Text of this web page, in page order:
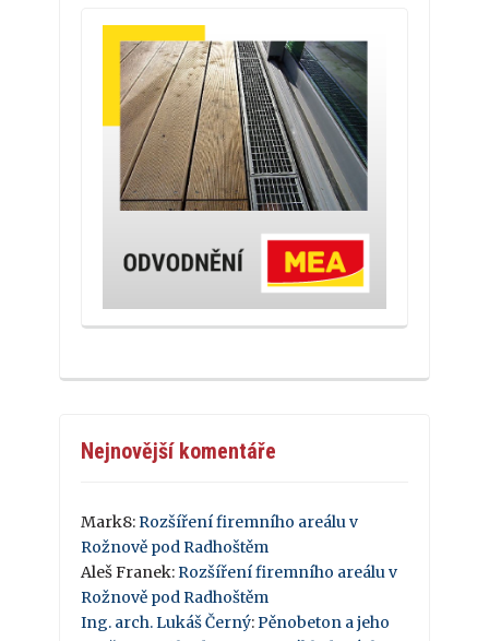
Nejnovější komentáře
Mark8: Rozšíření firemního areálu v
Rožnově pod Radhoštěm
Aleš Franek: Rozšíření firemního areálu v
Rožnově pod Radhoštěm
Ing. arch. Lukáš Černý: Pěnobeton a jeho